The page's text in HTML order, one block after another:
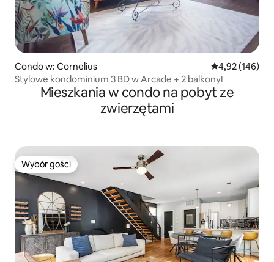
Condo w: Cornelius Średnia
4,92 (146)
Stylowe kondominium 3 BD w Arcade + 2 balkony!
Mieszkania w condo na pobyt ze
zwierzętami
Wybór gości
Wybór gości